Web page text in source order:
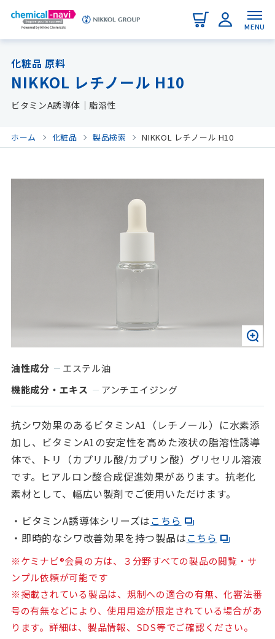
MENU
化粧品 原料
NIKKOL レチノール H10
ビタミンA誘導体｜脂溶性
ホーム 化粧品 製品検索 NIKKOL レチノール H10
油性成分
エステル油
機能成分・エキス
アンチエイジング
抗シワ効果のあるビタミンA1（レチノール）に水素添
加し、ビタミンA1の安定性を高めた液状の脂溶性誘導
体で、トリ（カプリル酸/カプリン酸）グリセリル溶液
です。ヒアルロン酸合成促進効果があります。抗老化
素材として、幅広い製剤でご使用いただけます。
・ビタミンA誘導体シリーズはこちら
・即時的なシワ改善効果を持つ製品はこちら
※ケミナビ®会員の方は、３分野すべての製品の閲覧・サ
ンプル依頼が可能です
※掲載されている製品は、規制への適合の有無、化審法番
号の有無などにより、使用用途が限定されている場合があ
ります。詳細は、製品情報、SDS等でご確認ください。